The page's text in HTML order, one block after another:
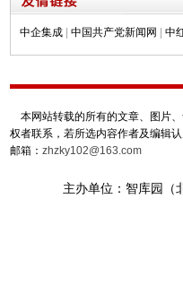
中企集成 | 中国共产党新闻网 | 中
本网站转载的所有的文章、图片
权者联系，若所选内容作者及编辑
邮箱： zhzky102@163.com
主办单位：智库园